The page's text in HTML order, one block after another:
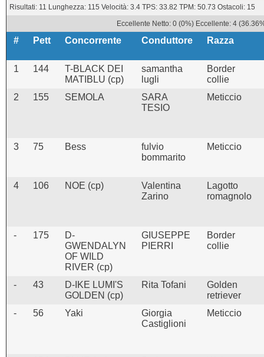
Risultati: 11 Lunghezza: 115 Velocità: 3.4 TPS: 33.82 TPM: 50.73 Ostacoli: 15
Eccellente Netto: 0 (0%) Eccellente: 4
# Pett Concorrente Conduttore Razza
1 144
T-BLACK DEI
MATIBLU (cp)
samantha
lugli
Border
collie
2
155 SEMOLA
SARA
TESIO
Meticcio
3 75 Bess
fulvio
bommarito
Meticcio
4 106 NOE (cp)
Valentina
Zarino
Lagotto
romagnolo
- 175
D-
GWENDALYN
OF WILD
RIVER (cp)
GIUSEPPE
PIERRI
Border
collie
- 43
D-IKE LUMI'S
GOLDEN (cp)
Rita Tofani
Golden
retriever
-
56 Yaki
Giorgia
Castiglioni
Meticcio